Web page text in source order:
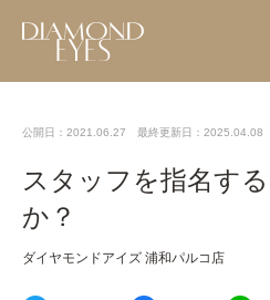
公開日：2021.06.27 最終更新日：2025.04.08
スタッフを指名す
か？
ダイヤモンドアイズ 浦和パルコ店